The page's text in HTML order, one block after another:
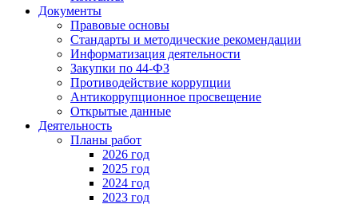
Документы
Правовые основы
Стандарты и методические рекомендации
Информатизация деятельности
Закупки по 44-ФЗ
Противодействие коррупции
Антикоррупционное просвещение
Открытые данные
Деятельность
Планы работ
2026 год
2025 год
2024 год
2023 год